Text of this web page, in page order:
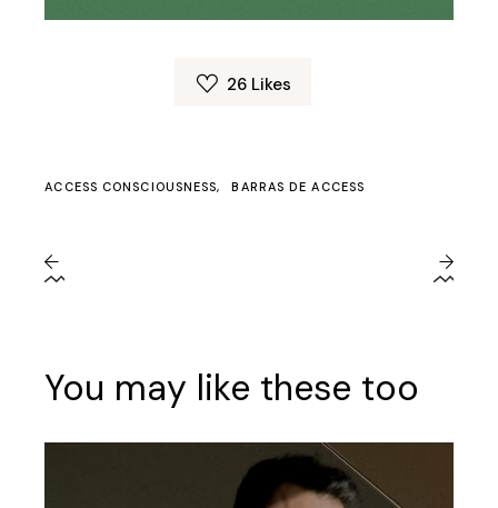
26 Likes
ACCESS CONSCIOUSNESS BARRAS DE ACCESS
You may like these too